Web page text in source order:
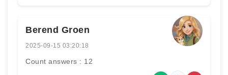
Berend Groen
2025-09-15 03:20:18
Count answers : 12